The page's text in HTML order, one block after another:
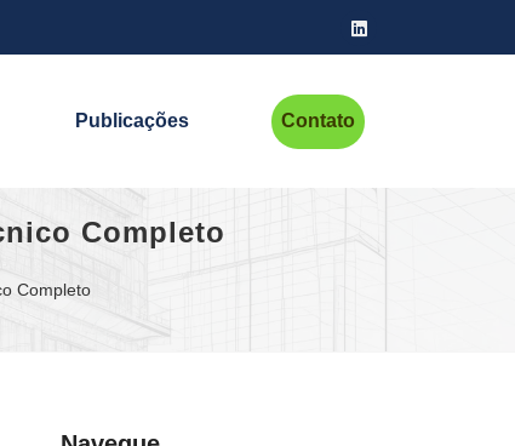
Publicações Contato
Completo
Completo